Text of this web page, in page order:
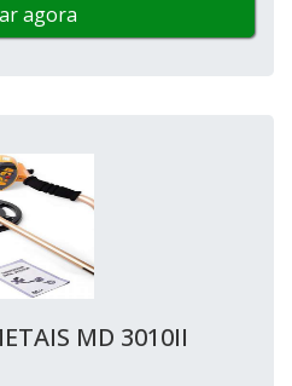
agora
MD 3010II